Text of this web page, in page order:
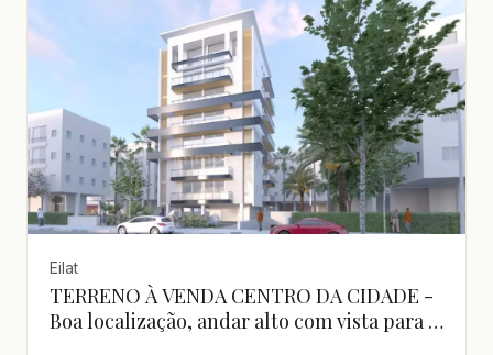
Eilat
TERRENO À VENDA CENTRO DA CIDADE -
Boa localização, andar alto com vista para o